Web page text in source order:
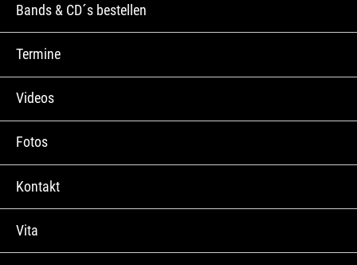
Bands & CD´s bestellen
Termine
Videos
Fotos
Kontakt
Vita